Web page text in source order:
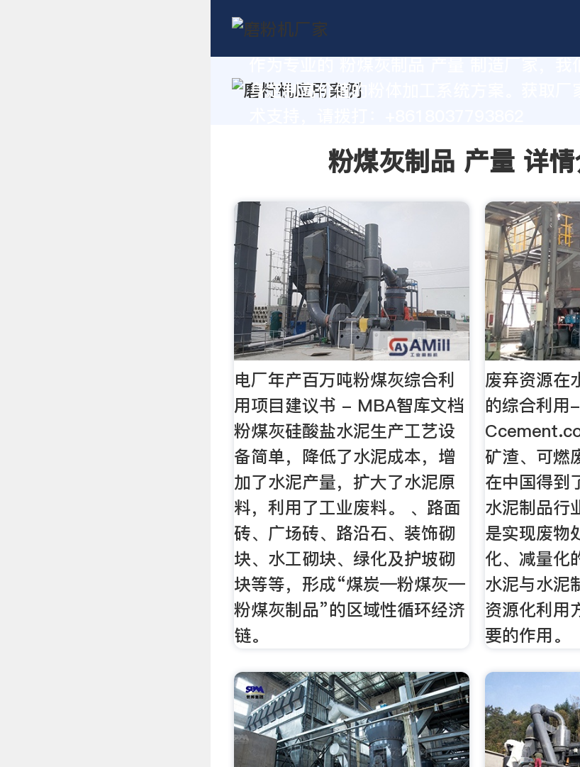
身定制高价值的粉体加工系统方案。获取厂
粉煤灰制品 产量 详
电厂年产百万吨粉煤灰综合利
用项目建议书 - MBA智库文档
粉煤灰硅酸盐水泥生产工艺设
备简单，降低了水泥成本，增
加了水泥产量，扩大了水泥原
料，利用了工业废料。 、路面
砖、广场砖、路沿石、装饰砌
块、水工砌块、绿化及护坡砌
块等等，形成“煤炭—粉煤灰—
粉煤灰制品”的区域性循环经济
链。
废弃资源在
的综合利
矿渣、可燃
在中国得到
水泥制品行
是实现废物
化、减量化
水泥与水泥
资源化利用
要的作用。